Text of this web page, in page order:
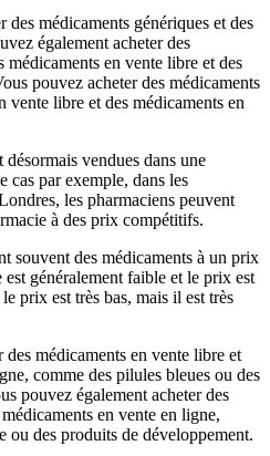
médicaments génériques et des
également acheter des
médicaments en vente libre et des
pouvez acheter des médicaments
vente libre et des médicaments en
vendues dans une
cas par exemple, dans les
les pharmaciens peuvent
à des prix compétitifs.
souvent des médicaments à un prix
généralement faible et le prix est
prix est très bas, mais il est très
médicaments en vente libre et
comme des pilules bleues ou des
pouvez également acheter des
en vente en ligne,
ou des produits de développement.